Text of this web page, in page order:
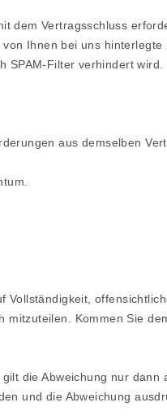
dem Vertragsschluss
Ihnen bei uns
SPAM-Filter verhindert wird.
aus demselben
Kommen Sie
die Abweichung nur dann
und die Abweichung